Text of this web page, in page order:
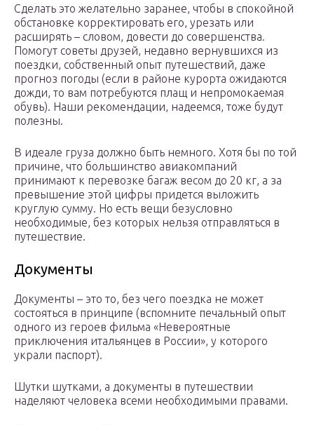
Сделать это желательно заранее, чтобы в спокойной
обстановке корректировать его, урезать или
расширять – словом, довести до совершенства.
Помогут советы друзей, недавно вернувшихся из
поездки, собственный опыт путешествий, даже
прогноз погоды (если в районе курорта ожидаются
дожди, то вам потребуются плащ и непромокаемая
обувь). Наши рекомендации, надеемся, тоже будут
полезны.
В идеале груза должно быть немного. Хотя бы по той
причине, что большинство авиакомпаний
принимают к перевозке багаж весом до 20 кг, а за
превышение этой цифры придется выложить
круглую сумму. Но есть вещи безусловно
необходимые, без которых нельзя отправляться в
путешествие.
Документы
Документы – это то, без чего поездка не может
состояться в принципе (вспомните печальный опыт
одного из героев фильма «Невероятные
приключения итальянцев в России», у которого
украли паспорт).
Шутки шутками, а документы в путешествии
наделяют человека всеми необходимыми правами.